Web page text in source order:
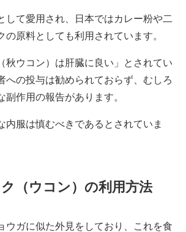
して愛用され、日本ではカレー粉や二
の原料としても利用されています。
秋ウコン）は肝臓に良い」とされてい
への投与は勧められておらず、むしろ
副作用の報告があります。
内服は慎むべきであるとされていま
（ウコン）の利用方法
ウガに似た外見をしており、これを食